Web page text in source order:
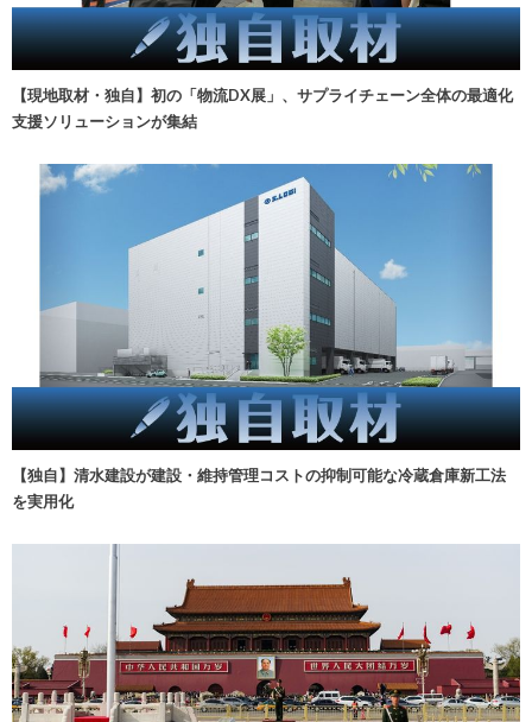
【現地取材・独自】初の「物流DX展」、サプライチェーン全体の最適化
支援ソリューションが集結
【独自】清水建設が建設・維持管理コストの抑制可能な冷蔵倉庫新工法
を実用化